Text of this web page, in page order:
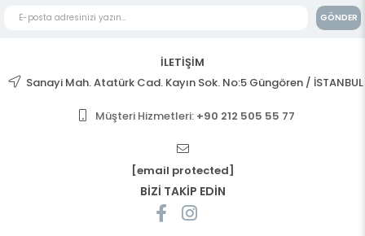
GÖNDER
İLETİŞİM
Sanayi Mah. Atatürk Cad. Kayın Sok. No:5 Güngören / İSTANBUL
Müşteri Hizmetleri: +90 212 505 55 77
[email protected]
BİZİ TAKİP EDİN